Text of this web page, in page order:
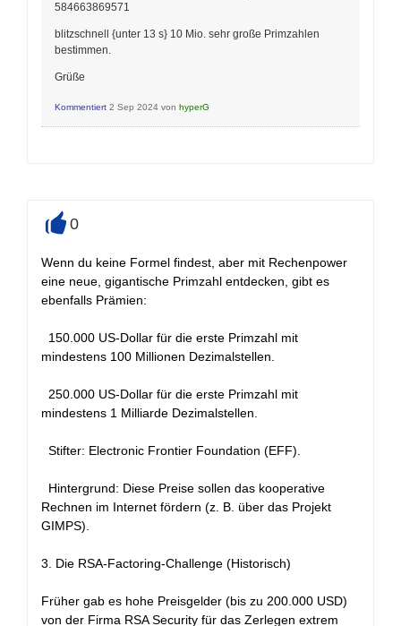
584663869571
blitzschnell {unter 13 s} 10 Mio. sehr große Primzahlen
bestimmen.
Grüße
Kommentiert 2 Sep 2024 von hyperG
+
0
Wenn du keine Formel findest, aber mit Rechenpower
eine neue, gigantische Primzahl entdecken, gibt es
ebenfalls Prämien:
150.000 US-Dollar für die erste Primzahl mit
mindestens 100 Millionen Dezimalstellen.
250.000 US-Dollar für die erste Primzahl mit
mindestens 1 Milliarde Dezimalstellen.
Stifter: Electronic Frontier Foundation (EFF).
Hintergrund: Diese Preise sollen das kooperative
Rechnen im Internet fördern (z. B. über das Projekt
GIMPS).
3. Die RSA-Factoring-Challenge (Historisch)
Früher gab es hohe Preisgelder (bis zu 200.000 USD)
von der Firma RSA Security für das Zerlegen extrem